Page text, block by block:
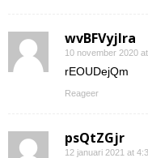
wvBFVyjlra
10 november 2020
rEOUDejQm
Reageer
psQtZGjr
12 januari 2021 at